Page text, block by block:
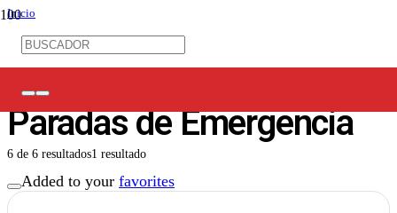
Inicio
/
Control Industrial
Pulsantería
Paradas de Emergencia
Paradas de Emergencia
6 de 6 resultados1 resultado
Added to your favorites